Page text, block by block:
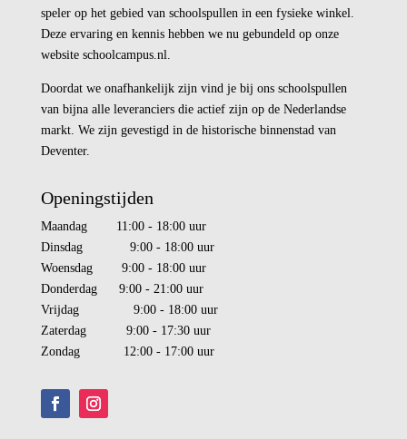
speler op het gebied van schoolspullen in een fysieke winkel.
Deze ervaring en kennis hebben we nu gebundeld op onze
website schoolcampus.nl.
Doordat we onafhankelijk zijn vind je bij ons schoolspullen
van bijna alle leveranciers die actief zijn op de Nederlandse
markt. We zijn gevestigd in de historische binnenstad van
Deventer.
Openingstijden
Maandag 11:00 - 18:00 uur
Dinsdag 9:00 - 18:00 uur
Woensdag 9:00 - 18:00 uur
Donderdag 9:00 - 21:00 uur
Vrijdag 9:00 - 18:00 uur
Zaterdag 9:00 - 17:30 uur
Zondag 12:00 - 17:00 uur